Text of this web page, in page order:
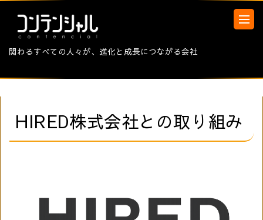
関わるすべての人々が、進化と成長につながる会社
HIRED株式会社との取り組み